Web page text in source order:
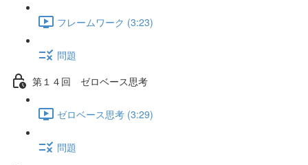
フレームワーク (3:23)
問題
第１４回 ゼロベース思考
ゼロベース思考 (3:29)
問題